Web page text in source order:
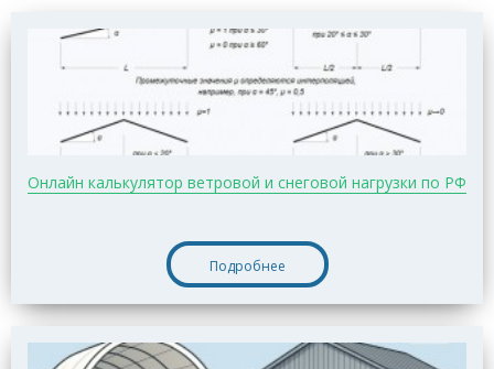
Онлайн калькулятор ветровой и снеговой нагрузки по РФ
Подробнее